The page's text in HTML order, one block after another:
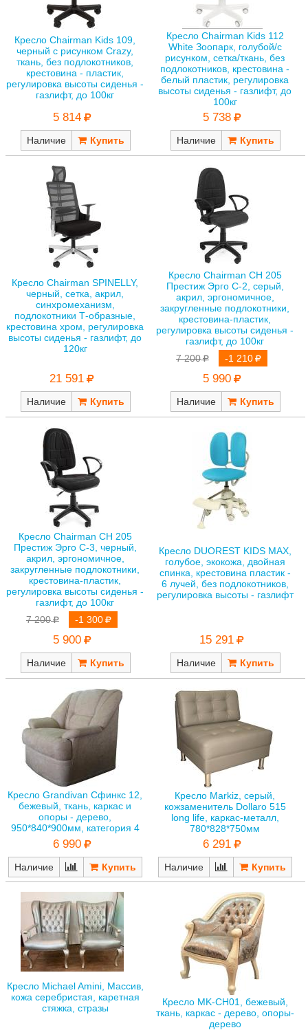
Кресло Chairman Kids 109,
черный с рисунком Crazy,
ткань, без подлокотников,
крестовина - пластик,
регулировка высоты сиденья -
газлифт, до 100кг
5 814
Наличие
Кресло Chairman Kids 112
White Зоопарк, голубой/с
рисунком, сетка/ткань, без
подлокотников, крестовина -
белый пластик, регулировка
высоты сиденья - газлифт, до
100кг
5 738
Наличие
Кресло Chairman SPINELLY,
черный, сетка, акрил,
синхромеханизм,
подлокотники Т-образные,
крестовина хром, регулировка
высоты сиденья - газлифт, до
120кг
21 591
Наличие
Кресло Chairman СН 205
Престиж Эрго С-2, серый,
акрил, эргономичное,
закругленные подлокотники,
крестовина-пластик,
регулировка высоты сиденья -
газлифт, до 100кг
7 200
-1 210
5 990
Наличие
Кресло Chairman СН 205
Престиж Эрго С-3, черный,
акрил, эргономичное,
закругленные подлокотники,
крестовина-пластик,
регулировка высоты сиденья -
газлифт, до 100кг
7 200
-1 300
5 900
Наличие
Кресло DUOREST KIDS MAX,
голубое, экокожа, двойная
спинка, крестовина пластик -
6 лучей, без подлокотников,
регулировка высоты - газлифт
15 291
Наличие
Кресло Grandivan Сфинкс 12,
бежевый, ткань, каркас и
опоры - дерево,
950*840*900мм, категория 4
6 990
Наличие
Кресло Markiz, серый,
кожзаменитель Dollaro 515
long life, каркас-металл,
780*828*750мм
6 291
Наличие
Кресло Michael Amini, Массив,
кожа серебристая, каретная
стяжка, стразы
Кресло MK-CH01, бежевый,
ткань, каркас - дерево, опоры-
дерево